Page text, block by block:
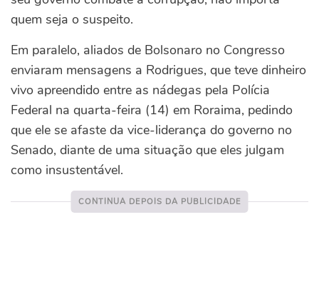
quem seja o suspeito.
Em paralelo, aliados de Bolsonaro no Congresso
enviaram mensagens a Rodrigues, que teve dinheiro
vivo apreendido entre as nádegas pela Polícia
Federal na quarta-feira (14) em Roraima, pedindo
que ele se afaste da vice-liderança do governo no
Senado, diante de uma situação que eles julgam
como insustentável.